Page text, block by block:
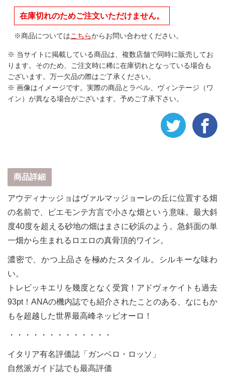
在庫切れのためご注文いただけません。
※商品についてはこちらからお問い合わせください。
※ 当サイトに掲載している商品は、複数店舗で同時に販売してお
ります。そのため、ご注文時に稀に在庫切れとなっている場合も
ございます。万一欠品の際はご了承ください。
※ 画像はイメージです。実際の商品とラベル、ヴィンテージ（ワ
イン）が異なる場合がございます。予めご了承下さい。
商品詳細
アウディナッジョはヴァルマッジョーレの丘に位置する畑
の名前で、ピエモンテ方言で小さな畑という意味。最大斜
度40度を超える砂地の畑はまさに砂浜のよう。急斜面の単
一畑から生まれるロエロの真骨頂的ワイン。
濃密で、かつ上品さを極めたスタイル。シルキーな味わ
い。
トレビッキエリを幾度となく受賞！アドヴォケイトも過去
93pt！ANAの機内誌でも紹介されたことのある、なにもか
もを超越した世界最高峰ネッビオーロ！
・・・・・・・・・・・・・
イタリア有名評価誌「ガンベロ・ロッソ」
自然派ガイド誌でも最高評価